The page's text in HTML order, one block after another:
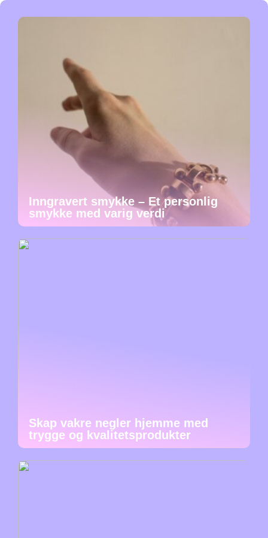
Inngravert smykke – Et personlig
smykke med varig verdi
Skap vakre negler hjemme med
trygge og kvalitetsprodukter